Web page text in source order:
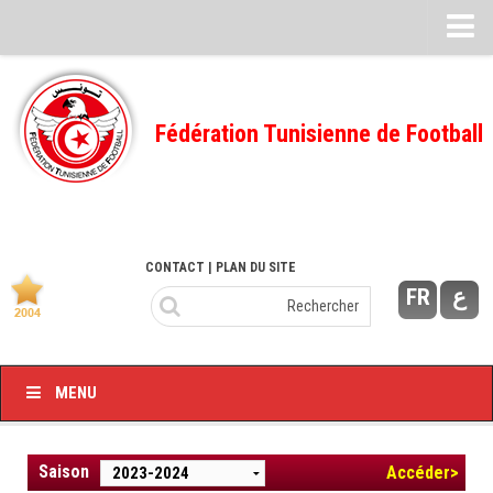
Feuille de match
FMI – 2022/2023
Ligue I – 2022/2023
Ligue I – 2020/2021
Ligue I – 2019/2020
–Ligue I-
Fédération Tunisienne de Football
FR ع
CONTACT | PLAN DU SITE
MENU
Saison Accéder>